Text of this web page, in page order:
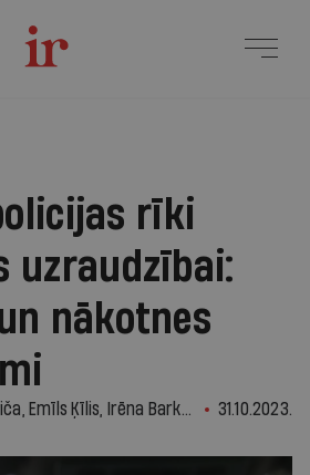
rīki
uzraudzībai:
nākotnes
Anda Ādamsone-Fiskoviča, Emīls Ķīlis, Irēna Barkāne 31.10.2023.